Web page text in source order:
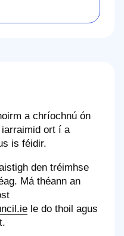
a chríochnú ón
ort í a
is féidir.
den tréimhse
Má théann an
le do thoil agus